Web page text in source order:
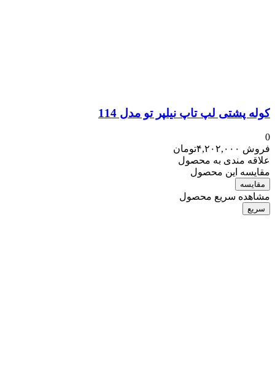
کوله پشتی لپ تاپ نیلپر تو مدل 114
0
فروش ۴,۲۰۲,۰۰۰تومان
علاقه مندی به محصول
مقایسه این محصول
مقایسه
مشاهده سریع محصول
سریع